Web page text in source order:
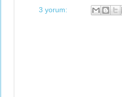
3 yorum: